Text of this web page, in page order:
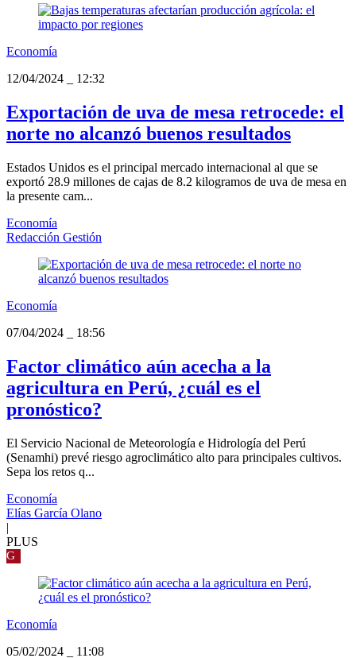
Economía
12/04/2024
12:32
Exportación de uva de mesa retrocede: el
norte no alcanzó buenos resultados
Estados Unidos es el principal mercado internacional al que se
exportó 28.9 millones de cajas de 8.2 kilogramos de uva de mesa en
la presente cam...
Economía
Redacción Gestión
Economía
07/04/2024
18:56
Factor climático aún acecha a la
agricultura en Perú, ¿cuál es el
pronóstico?
El Servicio Nacional de Meteorología e Hidrología del Perú
(Senamhi) prevé riesgo agroclimático alto para principales cultivos.
Sepa los retos q...
Economía
Elías García Olano
|
PLUS
G
Economía
05/02/2024
11:08